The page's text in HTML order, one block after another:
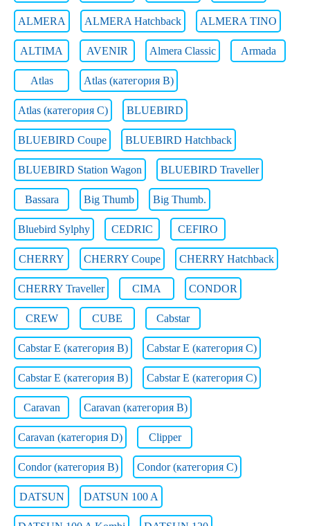
ALMERA ALMERA Hatchback ALMERA TINO
ALTIMA AVENIR Almera Classic Armada
Atlas Atlas (категория B)
Atlas (категория C) BLUEBIRD
BLUEBIRD Coupe BLUEBIRD Hatchback
BLUEBIRD Station Wagon BLUEBIRD Traveller
Bassara Big Thumb Big Thumb.
Bluebird Sylphy CEDRIC CEFIRO
CHERRY CHERRY Coupe CHERRY Hatchback
CHERRY Traveller CIMA CONDOR
CREW CUBE Cabstar
Cabstar E (категория B) Cabstar E (категория C)
Cabstar E (категория В) Cabstar E (категория С)
Caravan Caravan (категория B)
Caravan (категория D) Clipper
Condor (категория B) Condor (категория C)
DATSUN DATSUN 100 A